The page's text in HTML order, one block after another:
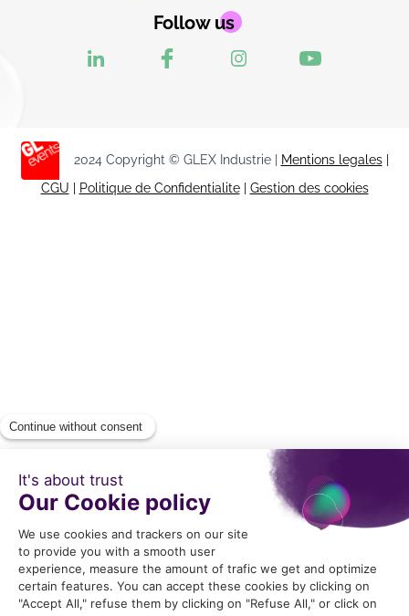
Follow us
2024 Copyright © GLEX Industrie | Mentions legales|
CGU | Politique de Confidentialite| Gestion des cookies